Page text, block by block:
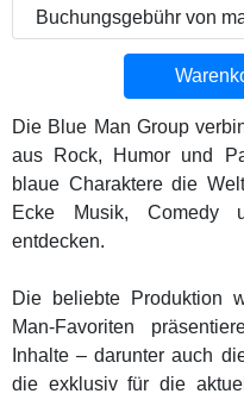
Buchungsgebühr von
Die Blue Man Group
aus Rock, Humor und
blaue Charaktere die
Ecke Musik, Comedy
entdecken.
Die beliebte Produktion
Man-Favoriten
Inhalte – darunter auch
die exklusiv für die